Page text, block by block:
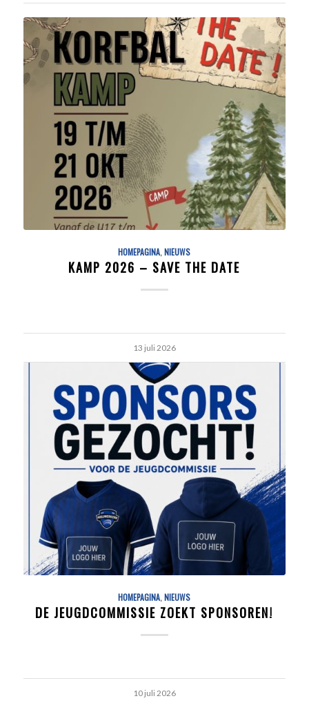
HOMEPAGINA,NIEUWS
KAMP 2026 – SAVE THE DATE
13 juli 2026
HOMEPAGINA,NIEUWS
DE JEUGDCOMMISSIE ZOEKT SPONSOREN!
10 juli 2026